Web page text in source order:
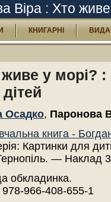
Віра : Хто живе
КНИГАРНІ
у морі? :
Осадко, Паронова
книга -
Картинки для
— Наклад
обкладинка.
978-966-408-655-1